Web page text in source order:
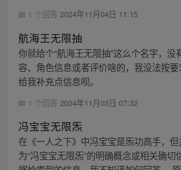
1 个回答 2024年11月04日 11:15
航海王无限抽
你就给个“航海王无限抽”这么个名字，没
容、角色信息或者评价啥的，我没法按
给我补充点信息呗。
1 个回答 2024年11月03日 07:32
冯宝宝无限炁
在《一人之下》中冯宝宝是炁功高手，
为“冯宝宝无限炁”的明确概念或相关确切